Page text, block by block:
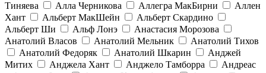
Тиняева
Алла Черникова Аллегра МакБирни
Аллен
Хант
Альберт МакШейн
Альберт Скардино
Альберт Ши
Альф Лонэ
Анастасия Морозова
Анатолий Власов
Анатолий Мельник
Анатолий Тихов
Анатолий Федоряк
Анатолий Шкарин
Анджей
Митих
Анджела Хант Анджело Тамборра
Андреас